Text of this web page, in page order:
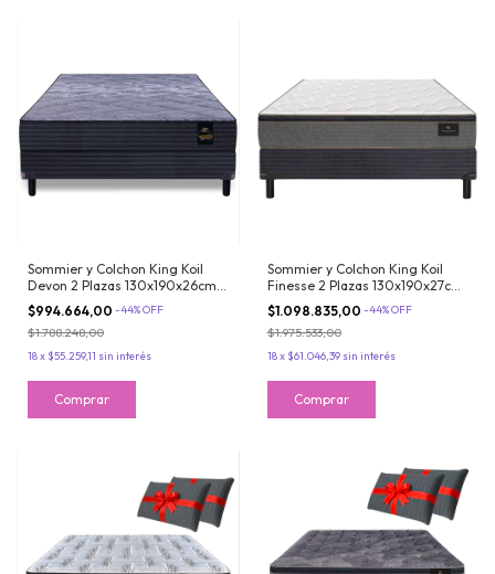
Sommier y Colchon King Koil
Devon 2 Plazas 130x190x26cm
de Resortes Bonnell Con
Espuma Firme
$994.664,00 -44%OFF
$1.788.248,00
18x $55.259,11 sin interés
Sommier y Colchon King Koil
Finesse 2 Plazas 130x190x27cm
De Resortes LFK Con Pillow de
Espuma Firme
$1.098.835,00 -44%OFF
$1.975.533,00
18x $61.046,39 sin interés